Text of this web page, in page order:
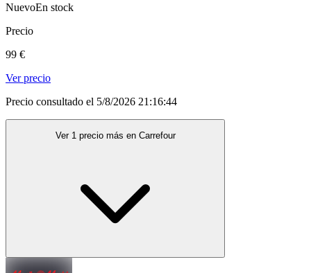
NuevoEn stock
Precio
99 €
Ver precio
Precio consultado el 5/8/2026 21:16:44
Ver 1 precio más en Carrefour